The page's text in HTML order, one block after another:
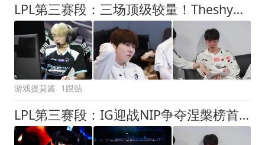
LPL第三赛段：三场顶级较量！Theshy联手Rookie冲三连胜
游戏提莫酱 1跟贴
LPL第三赛段：IG迎战NIP争夺涅槃榜首，SHY哥到底还剩多少油？